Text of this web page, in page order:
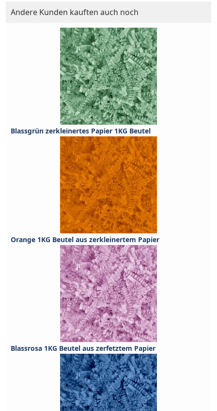
Andere Kunden kauften auch noch
Blassgrün zerkleinertes Papier 1KG Beutel
Orange 1KG Beutel aus zerkleinertem Papier
Blassrosa 1KG Beutel aus zerfetztem Papier